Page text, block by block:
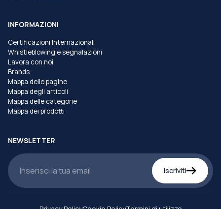
INFORMAZIONI
Certificazioni Internazionali
Whistleblowing e segnalazioni
Lavora con noi
Brands
Mappa delle pagine
Mappa degli articoli
Mappa delle categorie
Mappa dei prodotti
NEWSLETTER
Iscriviti